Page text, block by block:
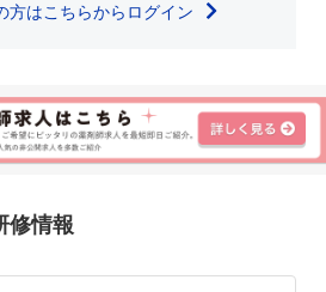
方はこちらからログイン
修情報